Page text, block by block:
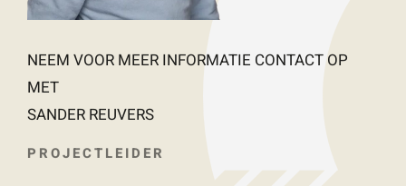
NEEM VOOR MEER INFORMATIE CONTACT OP
MET
SANDER REUVERS
PROJECTLEIDER